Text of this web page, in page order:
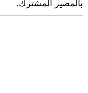
بالمصير المشترك.